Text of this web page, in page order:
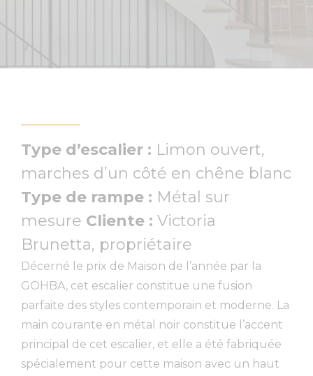
Type d’escalier : Limon ouvert,
marches d’un côté en chêne blanc
Type de rampe : Métal sur
mesure Cliente : Victoria
Brunetta, propriétaire
Décerné le prix de Maison de l’année par la
GOHBA, cet escalier constitue une fusion
parfaite des styles contemporain et moderne. La
main courante en métal noir constitue l’accent
principal de cet escalier, et elle a été fabriquée
spécialement pour cette maison avec un haut